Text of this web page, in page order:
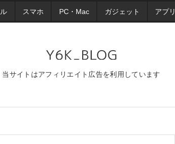
スマホ PC・Mac ガジェット アプリ
当サイトはアフィリエイト広告を利用しています